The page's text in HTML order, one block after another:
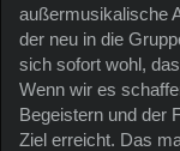
außermusikalische
der neu in die
sich sofort wohl,
Wenn wir es
Begeistern und der
Ziel erreicht. Das